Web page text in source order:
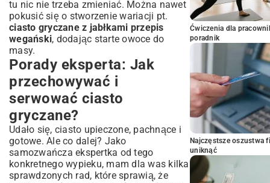
tu nic nie trzeba zmieniać. Można nawet
pokusić się o stworzenie wariacji pt.
ciasto gryczane z jabłkami przepis
wegański, dodając starte owoce do
masy.
Porady eksperta: Jak
przechowywać i
serwować ciasto
gryczane?
Udało się, ciasto upieczone, pachnące i
gotowe. Ale co dalej? Jako
samozwańcza ekspertka od tego
konkretnego wypieku, mam dla was kilka
sprawdzonych rad, które sprawią, że
Ćwiczenia dla
poradnik
Najczęstsze oszustwa
uniknąć